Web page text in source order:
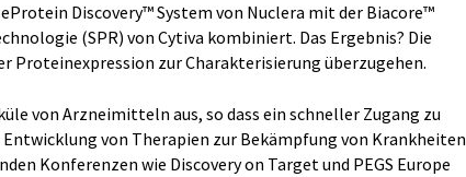
Discovery™ System von Nuclera mit der Biacore™
(SPR) von Cytiva kombiniert. Das Ergebnis? Die
Proteinexpression zur Charakterisierung überzugehen.
von Arzneimitteln aus, so dass ein schneller Zugang zu
von Therapien zur Bekämpfung von Krankheiten
Konferenzen wie Discovery on Target und PEGS Europe